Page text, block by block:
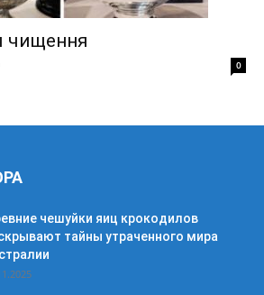
чищення
0
чешуйки яиц крокодилов
тайны утраченного мира